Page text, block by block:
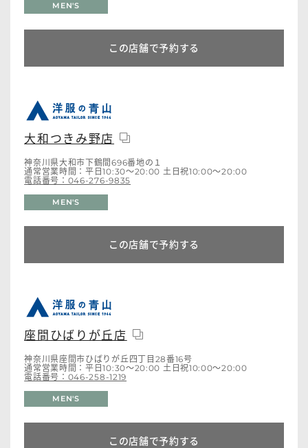
MEN'S
この店舗で予約する
大和つきみ野店
神奈川県大和市下鶴間696番地の１
通常営業時間：平日10:30～20:00 土日祝10:00～20:00
電話番号：046-276-9835
MEN'S
この店舗で予約する
座間ひばりが丘店
神奈川県座間市ひばりが丘四丁目28番16号
通常営業時間：平日10:30～20:00 土日祝10:00～20:00
電話番号：046-258-1219
MEN'S
この店舗で予約する